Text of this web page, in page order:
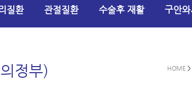
질환 관절질환 수술후 재활 구안
정부) HOME >